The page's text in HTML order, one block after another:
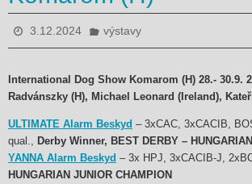
3.12.2024 výstavy
International Dog Show Komarom (H) 28.- 30.9.
Radvánszky (H), Michael Leonard (Ireland),
ULTIMATE Alarm Beskyd – 3xCAC, 3xCACIB,
qual., Derby Winner, BEST DERBY –
YANNA Alarm Beskyd – 3x HPJ, 3xCACIB-J,
HUNGARIAN JUNIOR CHAMPION